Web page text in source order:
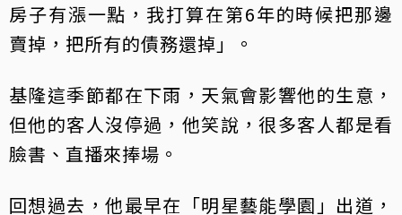
房子有漲一點，我打算在第6年的時候把那邊
賣掉，把所有的債務還掉」。
基隆這季節都在下雨，天氣會影響他的生意，
但他的客人沒停過，他笑說，很多客人都是看
臉書、直播來捧場。
回想過去，他最早在「明星藝能學園」出道，